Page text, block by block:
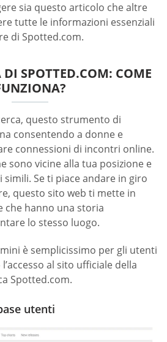
sia questo articolo che altre
tutte le informazioni essenziali
di Spotted.com.
SPOTTED.COM: COME
questo strumento di
consentendo a donne e
connessioni di incontri online.
sono vicine alla tua posizione e
Se ti piace andare in giro
questo sito web ti mette in
che hanno una storia
lo stesso luogo.
è semplicissimo per gli utenti
al sito ufficiale della
Spotted.com.
utenti